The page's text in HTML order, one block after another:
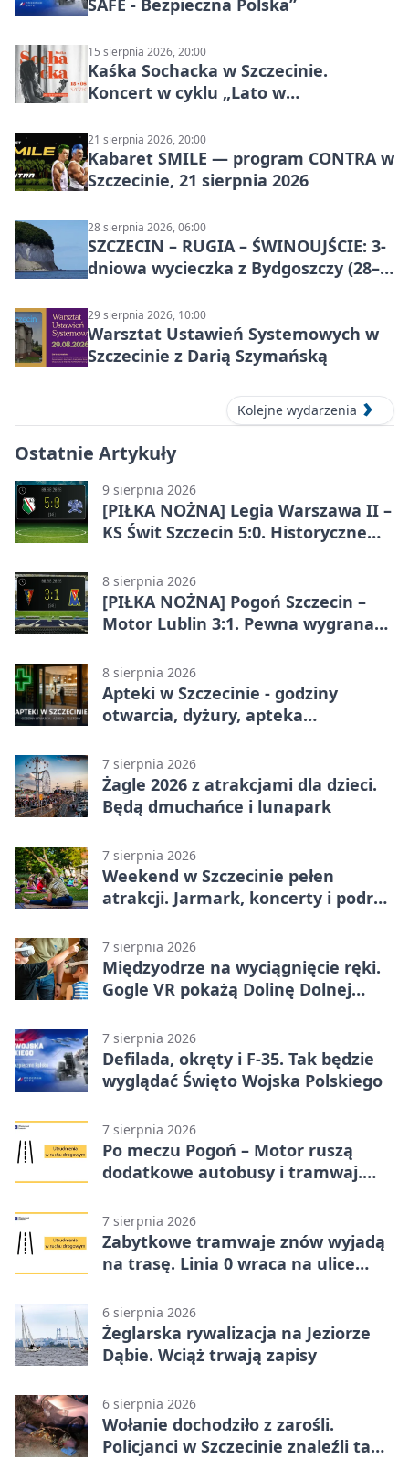
SAFE - Bezpieczna Polska”
15 sierpnia 2026, 20:00
Kaśka Sochacka w Szczecinie.
Koncert w cyklu „Lato w
21 sierpnia 2026, 20:00
Kabaret SMILE — program CONTRA w
Szczecinie, 21 sierpnia 2026
28 sierpnia 2026, 06:00
SZCZECIN – RUGIA – ŚWINOUJŚCIE: 3-
dniowa wycieczka z Bydgoszczy (28–
29 sierpnia 2026, 10:00
Warsztat Ustawień Systemowych w
Szczecinie z Darią Szymańską
Kolejne wydarzenia
Ostatnie Artykuły
9 sierpnia 2026
[PIŁKA NOŻNA] Legia Warszawa II –
KS Świt Szczecin 5:0. Historyczne
lidze
8 sierpnia 2026
[PIŁKA NOŻNA] Pogoń Szczecin –
Motor Lublin 3:1. Pewna wygrana
8 sierpnia 2026
Apteki w Szczecinie - godziny
otwarcia, dyżury, apteka
7 sierpnia 2026
Żagle 2026 z atrakcjami dla dzieci.
Będą dmuchańce i lunapark
7 sierpnia 2026
Weekend w Szczecinie pełen
atrakcji. Jarmark, koncerty i podróż
7 sierpnia 2026
Międzyodrze na wyciągnięcie ręki.
Gogle VR pokażą Dolinę Dolnej
7 sierpnia 2026
Defilada, okręty i F-35. Tak będzie
wyglądać Święto Wojska Polskiego
7 sierpnia 2026
Po meczu Pogoń – Motor ruszą
dodatkowe autobusy i tramwaj.
7 sierpnia 2026
Zabytkowe tramwaje znów wyjadą
na trasę. Linia 0 wraca na ulice
6 sierpnia 2026
Żeglarska rywalizacja na Jeziorze
Dąbie. Wciąż trwają zapisy
6 sierpnia 2026
Wołanie dochodziło z zarośli.
Policjanci w Szczecinie znaleźli tam